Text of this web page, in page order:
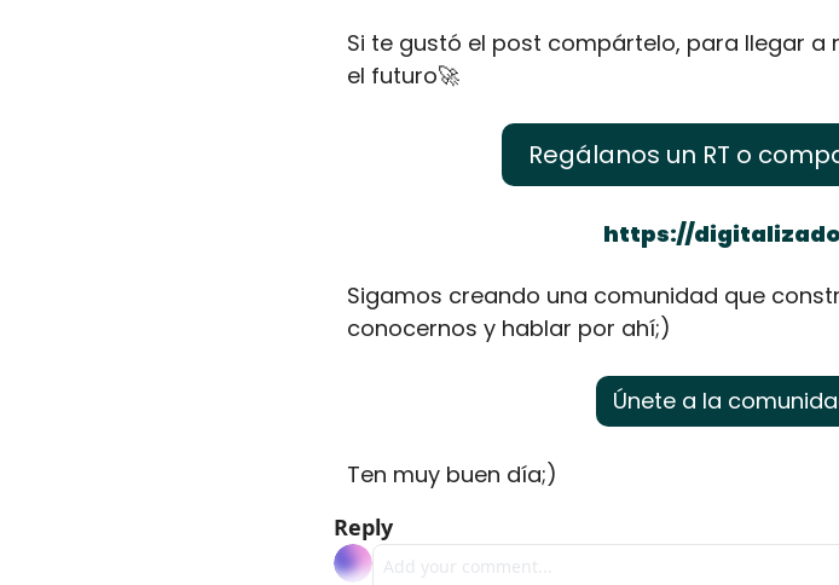
Si te gustó el post compártelo, para llegar
el futuro🚀
Regálanos un RT o
https://
Sigamos creando una comunidad que
conocernos y hablar por ahí;)
Únete a la
Ten muy buen día;)
Reply